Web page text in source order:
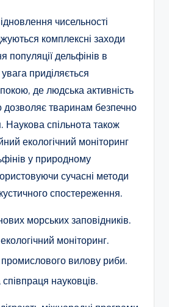
чисельності
комплексні заходи
дельфінів в
приділяється
де людська активність
дозволяє тваринам безпечно
Наукова спільнота також
екологічний моніторинг
у природному
сучасні методи
спостереження.
морських заповідників.
моніторинг.
вилову риби.
науковців.